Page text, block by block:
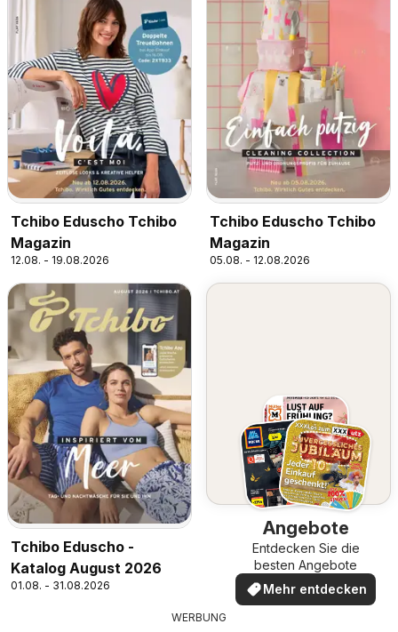
Tchibo Eduscho Tchibo
Magazin
12.08. - 19.08.2026
Tchibo Eduscho Tchibo
Magazin
05.08. - 12.08.2026
Tchibo Eduscho -
Katalog August 2026
01.08. - 31.08.2026
Angebote
Entdecken Sie die
besten Angebote
Mehr entdecken
WERBUNG